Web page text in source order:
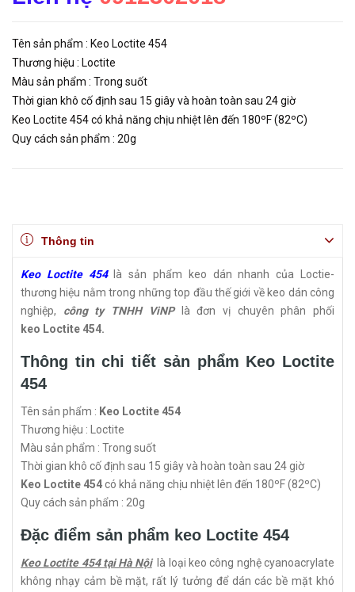
Tên sản phẩm : Keo Loctite 454
Thương hiệu : Loctite
Màu sản phẩm : Trong suốt
Thời gian khô cố định sau 15 giây và hoàn toàn sau 24 giờ
Keo Loctite 454 có khả năng chịu nhiệt lên đến 180ºF (82ºC)
Quy cách sản phẩm : 20g
Thông tin
Keo Loctite 454
là sản phẩm keo dán nhanh của Loctie-
thương hiệu nằm trong những top đầu thế giới về keo dán công
nghiệp, công ty TNHH ViNPlà đơn vị chuyên phân phối
keo Loctite 454.
Thông tin chi tiết sản phẩm Keo Loctite
454
Tên sản phẩm : Keo Loctite 454
Thương hiệu : Loctite
Màu sản phẩm : Trong suốt
Thời gian khô cố định sau 15 giây và hoàn toàn sau 24 giờ
Keo Loctite 454có khả năng chịu nhiệt lên đến 180ºF (82ºC)
Quy cách sản phẩm : 20g
Đặc điểm sản phẩm keo Loctite 454
Keo Loctite 454 tại Hà Nộilà loại keo công nghệ cyanoacrylate
không nhạy cảm bề mặt, rất lý tưởng để dán các bề mặt khó